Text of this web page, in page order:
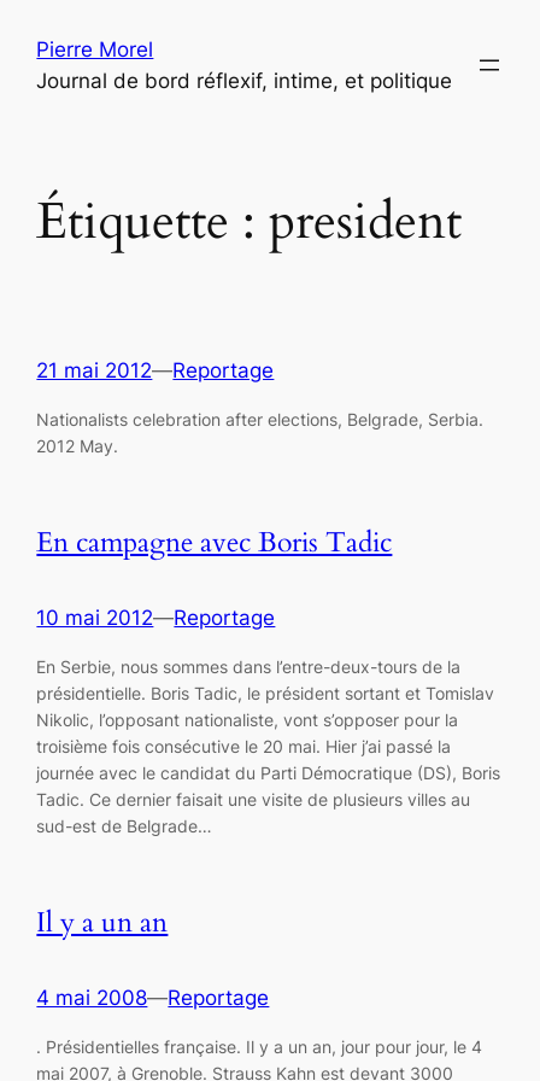
contenu
Pierre Morel
Journal de bord réflexif, intime, et politique
Étiquette :president
21 mai 2012—Reportage
Nationalists celebration after elections, Belgrade, Serbia.
2012 May.
En campagne avec Boris Tadic
10 mai 2012—Reportage
En Serbie, nous sommes dans l’entre-deux-tours de la
présidentielle. Boris Tadic, le président sortant et Tomislav
Nikolic, l’opposant nationaliste, vont s’opposer pour la
troisième fois consécutive le 20 mai. Hier j’ai passé la
journée avec le candidat du Parti Démocratique (DS), Boris
Tadic. Ce dernier faisait une visite de plusieurs villes au
sud-est de Belgrade…
Il y a un an
4 mai 2008—Reportage
. Présidentielles française. Il y a un an, jour pour jour, le 4
mai 2007, à Grenoble. Strauss Kahn est devant 3000